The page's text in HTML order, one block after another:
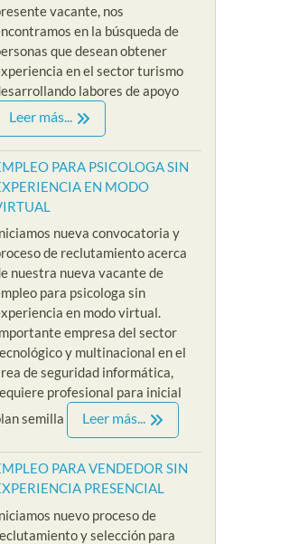
vacante, nos
en la búsqueda de
que desean obtener
en el sector turismo
labores de apoyo
Leer más...
PARA PSICOLOGA SIN
EN MODO
nueva convocatoria y
de reclutamiento acerca
nuestra nueva vacante de
para psicologa sin
en modo virtual.
empresa del sector
y multinacional en el
de seguridad informática,
profesional para inicial
semilla
Leer más...
PARA VENDEDOR SIN
PRESENCIAL
nuevo proceso de
y selección para